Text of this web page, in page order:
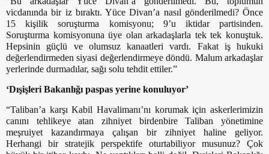
vicdanında bir iz bıraktı. Yüce Divan’a nasıl gönderilmedi? Önce
15 kişilik soruşturma komisyonu; 9’u iktidar partisinden.
Soruşturma komisyonuna üye olan arkadaşlarla tek tek konuştuk.
Hepsinin güçlü ve olumsuz kanaatleri vardı. Fakat iş hukuki
değerlendirmeden siyasi değerlendirmeye döndü. Malum arkadaşlar
yerlerinde durmadılar, sağı solu tehdit ettiler.”
‘Dışişleri Bakanlığı paspas yerine konuluyor’
“Taliban’a karşı Kabil Havalimanı’nı korumak için askerlerimizin
canını tehlikeye atan zihniyet birdenbire Taliban yönetimine
meşruiyet kazandırmaya çalışan bir zihniyet haline geliyor.
Herhangi bir stratejik perspektife oturtabiliyor musunuz? Çok